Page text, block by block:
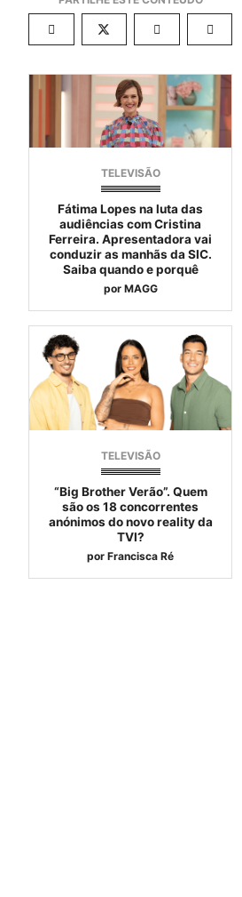
TELEVISÃO
Fátima Lopes na luta das
audiências com Cristina
Ferreira. Apresentadora vai
conduzir as manhãs da SIC.
Saiba quando e porquê
por MAGG
TELEVISÃO
“Big Brother Verão”. Quem
são os 18 concorrentes
anónimos do novo reality da
TVI?
por Francisca Ré